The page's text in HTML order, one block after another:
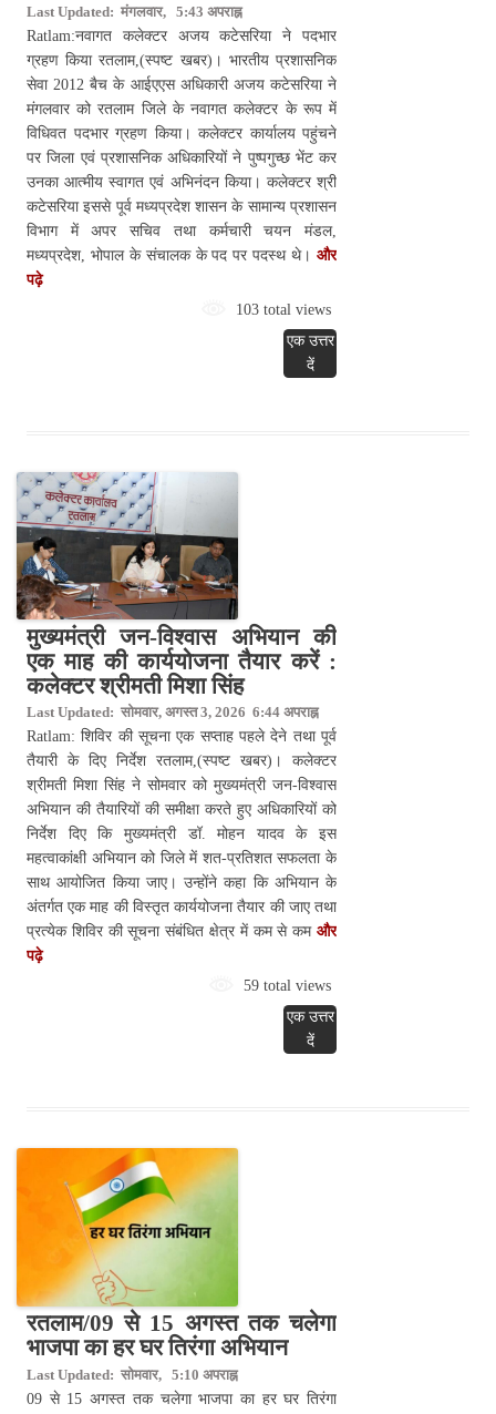
Last Updated: मंगलवार, 5:43 अपराह्न
Ratlam:नवागत कलेक्टर अजय कटेसरिया ने पदभार
ग्रहण किया रतलाम,(स्पष्ट खबर)। भारतीय प्रशासनिक
सेवा 2012 बैच के आईएएस अधिकारी अजय कटेसरिया ने
मंगलवार को रतलाम जिले के नवागत कलेक्टर के रूप में
विधिवत पदभार ग्रहण किया। कलेक्टर कार्यालय पहुंचने
पर जिला एवं प्रशासनिक अधिकारियों ने पुष्पगुच्छ भेंट कर
उनका आत्मीय स्वागत एवं अभिनंदन किया। कलेक्टर श्री
कटेसरिया इससे पूर्व मध्यप्रदेश शासन के सामान्य प्रशासन
विभाग में अपर सचिव तथा कर्मचारी चयन मंडल,
मध्यप्रदेश, भोपाल के संचालक के पद पर पदस्थ थे। और
पढ़े
103 total views
एक उत्तर
दें
मुख्यमंत्री जन-विश्वास अभियान की
एक माह की कार्ययोजना तैयार करें :
कलेक्टर श्रीमती मिशा सिंह
Last Updated: सोमवार, अगस्त 3, 2026 6:44 अपराह्न
Ratlam: शिविर की सूचना एक सप्ताह पहले देने तथा पूर्व
तैयारी के दिए निर्देश रतलाम,(स्पष्ट खबर)। कलेक्टर
श्रीमती मिशा सिंह ने सोमवार को मुख्यमंत्री जन-विश्वास
अभियान की तैयारियों की समीक्षा करते हुए अधिकारियों को
निर्देश दिए कि मुख्यमंत्री डॉ. मोहन यादव के इस
महत्वाकांक्षी अभियान को जिले में शत-प्रतिशत सफलता के
साथ आयोजित किया जाए। उन्होंने कहा कि अभियान के
अंतर्गत एक माह की विस्तृत कार्ययोजना तैयार की जाए तथा
प्रत्येक शिविर की सूचना संबंधित क्षेत्र में कम से कम और
पढ़े
59 total views
एक उत्तर
दें
रतलाम/09 से 15 अगस्त तक चलेगा
भाजपा का हर घर तिरंगा अभियान
Last Updated: सोमवार, 5:10 अपराह्न
09 से 15 अगस्त तक चलेगा भाजपा का हर घर तिरंगा